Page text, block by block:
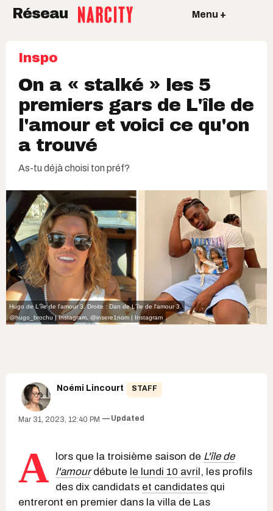
Réseau Menu +
Inspo
On a « stalké » les 5
premiers gars de L'île de
l'amour et voici ce qu'on
a trouvé
As-tu déjà choisi ton préf?
Hugo de L'île de l'amour 3. Droite : Dan de L'île de l'amour 3.
@hugo_brochu | Instagram @insere1nom | Instagram
Noémi Lincourt STAFF
Mar 31, 2023, 12:40 PM Updated
A lors que la troisième saison de L'île de
l'amourdébute le lundi 10 avril, les profils
des dix candidats et candidates qui
entreront en premier dans la villa de Las